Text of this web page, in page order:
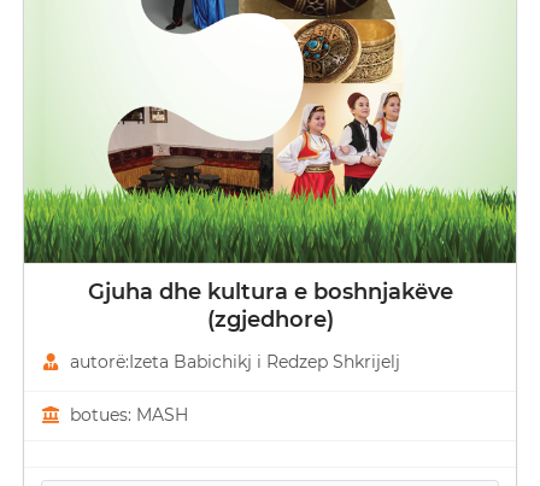
Gjuha dhe kultura e boshnjakëve
(zgjedhore)
autorë:Izeta Babichikj i Redzep Shkrijelj
botues: MASH